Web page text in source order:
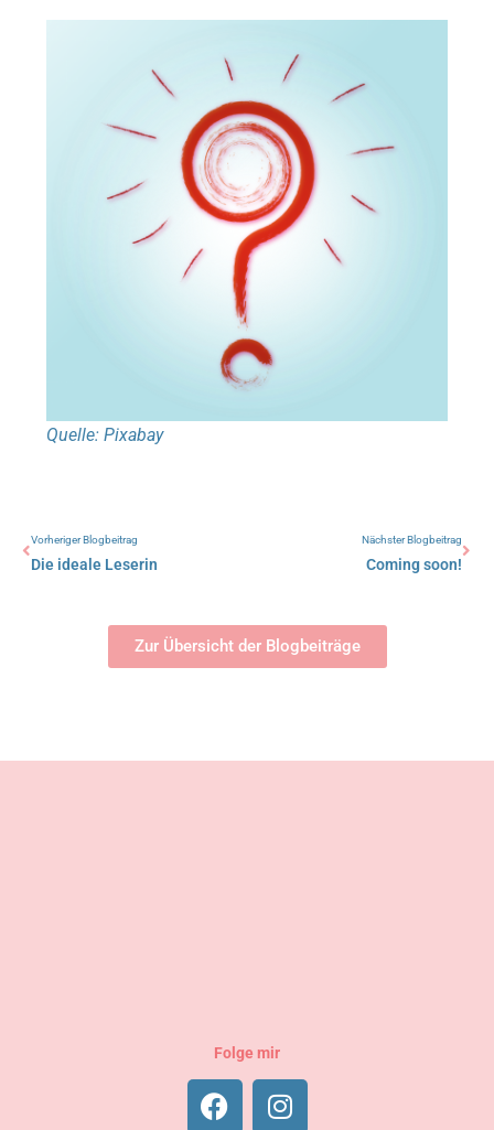
Quelle: Pixabay
Zurück
Vorheriger Blogbeitrag
Die ideale Leserin
Nächster Blogbeitrag
Coming soon!
Zur Übersicht der Blogbeiträge
Folge mir